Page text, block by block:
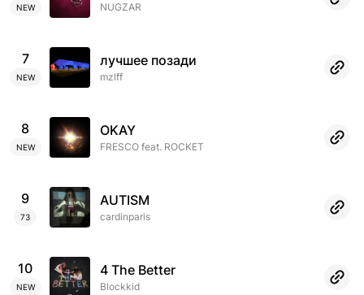
NEW NUGZAR
7
NEW
лучшее позади
mzlff
8
NEW
OKAY
FRESCO feat. ROCKET
9
73
AUTISM
cardinparis
10
NEW
4 The Better
Blockkid